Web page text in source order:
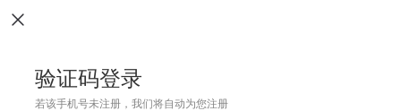
验证码登录
若该手机号未注册，我们将自动为您注册